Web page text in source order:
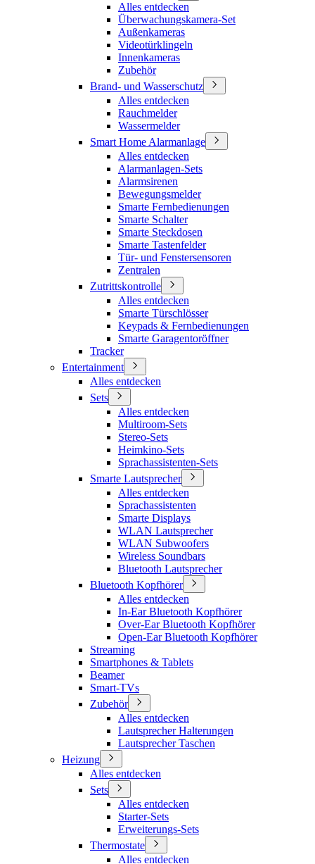
Alles entdecken
Überwachungskamera-Set
Außenkameras
Videotürklingeln
Innenkameras
Zubehör
Brand- und Wasserschutz
Alles entdecken
Rauchmelder
Wassermelder
Smart Home Alarmanlage
Alles entdecken
Alarmanlagen-Sets
Alarmsirenen
Bewegungsmelder
Smarte Fernbedienungen
Smarte Schalter
Smarte Steckdosen
Smarte Tastenfelder
Tür- und Fenstersensoren
Zentralen
Zutrittskontrolle
Alles entdecken
Smarte Türschlösser
Keypads & Fernbedienungen
Smarte Garagentoröffner
Tracker
Entertainment
Alles entdecken
Sets
Alles entdecken
Multiroom-Sets
Stereo-Sets
Heimkino-Sets
Sprachassistenten-Sets
Smarte Lautsprecher
Alles entdecken
Sprachassistenten
Smarte Displays
WLAN Lautsprecher
WLAN Subwoofers
Wireless Soundbars
Bluetooth Lautsprecher
Bluetooth Kopfhörer
Alles entdecken
In-Ear Bluetooth Kopfhörer
Over-Ear Bluetooth Kopfhörer
Open-Ear Bluetooth Kopfhörer
Streaming
Smartphones & Tablets
Beamer
Smart-TVs
Zubehör
Alles entdecken
Lautsprecher Halterungen
Lautsprecher Taschen
Heizung
Alles entdecken
Sets
Alles entdecken
Starter-Sets
Erweiterungs-Sets
Thermostate
Alles entdecken